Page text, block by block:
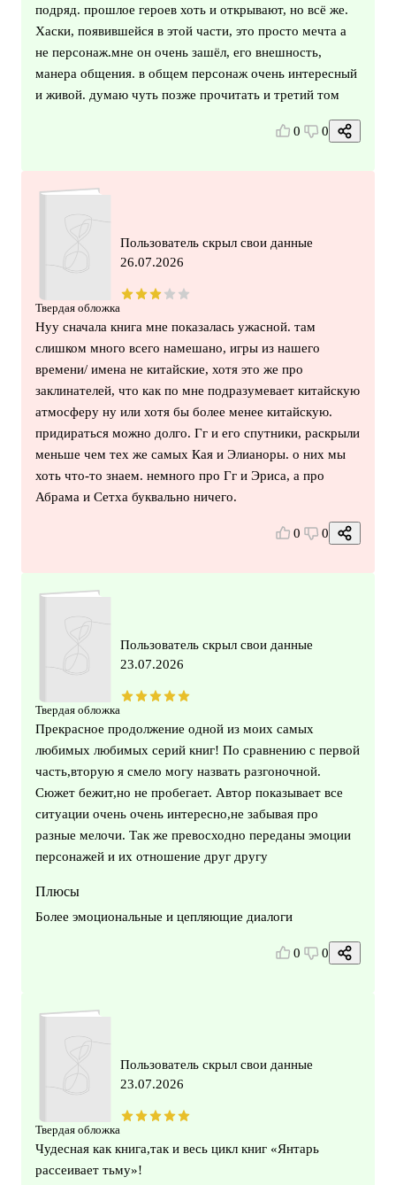
подряд. прошлое героев хоть и открывают, но всё же.
Хаски, появившейся в этой части, это просто мечта а
не персонаж.мне он очень зашёл, его внешность,
манера общения. в общем персонаж очень интересный
и живой. думаю чуть позже прочитать и третий том
0 0
Твердая обложка
Пользователь скрыл свои данные
26.07.2026
Нуу сначала книга мне показалась ужасной. там
слишком много всего намешано, игры из нашего
времени/ имена не китайские, хотя это же про
заклинателей, что как по мне подразумевает китайскую
атмосферу ну или хотя бы более менее китайскую.
придираться можно долго. Гг и его спутники, раскрыли
меньше чем тех же самых Кая и Элианоры. о них мы
хоть что-то знаем. немного про Гг и Эриса, а про
Абрама и Сетха буквально ничего.
0 0
Твердая обложка
Пользователь скрыл свои данные
23.07.2026
Прекрасное продолжение одной из моих самых
любимых любимых серий книг! По сравнению с первой
часть,вторую я смело могу назвать разгоночной.
Сюжет бежит,но не пробегает. Автор показывает все
ситуации очень очень интересно,не забывая про
разные мелочи. Так же превосходно переданы эмоции
персонажей и их отношение друг другу
Плюсы
Более эмоциональные и цепляющие диалоги
0 0
Твердая обложка
Пользователь скрыл свои данные
23.07.2026
Чудесная как книга,так и весь цикл книг «Янтарь
рассеивает тьму»!